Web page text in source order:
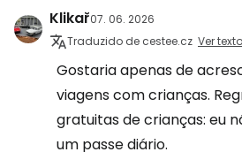
Klikař07. 06. 2026
Traduzido de cestee.cz Ver
Gostaria apenas de
viagens com crianças.
gratuitas de crianças: eu
um passe diário.